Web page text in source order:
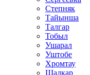
Степняк
Тайынша
Талгар
Тобыл
Ушарал
Уштобе
Хромтау
Шалкар